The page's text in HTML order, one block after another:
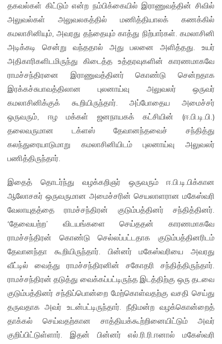
தகவல்கள் கிட்டும் என்ற நம்பிக்கையில் இராணுவத்தின் சிவில்
அலுவல்கள் அலுவலகத்தில் மணித்தியாலக் கணக்கில்
கமலாசினியும், அவரது தந்தையும் காத்து நிற்பார்கள். கமலாசினி
அடிக்கடி சென்று வந்ததால் அது பலனை அளித்தது. உயர்
அதிகாரிகளிடமிருந்து கிடைத்த உத்தரவுகளின் காரணமாகவே
ராமச்சந்திரனை இராணுவத்தினர் கொண்டு சென்றதாக
இரக்கச்சுபாவத்திலான புலனாய்வு அலுவலர் ஒருவர்
கமலாசினிக்குக் கூறியிருந்தார். அப்போதைய அமைச்சர்
ஒருவரும், ஈழ மக்கள் ஜனநாயகக் கட்சியின் (ஈ.பி.டி.பி.)
தலைவருமான டக்ளஸ் தேவானந்தவைச் சந்தித்து
கலந்துரையாடுமாறு கமலாசினியிடம் புலனாய்வு அலுவலர்
பணித்திருந்தார்.
இதைத் தொடர்ந்து வழக்கறிஞர் ஒருவரும் ஈ.பி.டி.பிக்கான
ஆலோசகர் ஒருவருமான அமைச்சரின் செயலாளரான மகேஸ்வரி
வேலாயுதத்தை ராமச்சந்திரன் குடும்பத்தினர் சந்தித்தினர்.
‘தேவையற்ற’ விடயங்களை செய்ததன் காரணமாகவே
ராமச்சந்திரன் கொண்டு செல்லப்பட்டதாக குடும்பத்தினரிடம்
தேவானந்தா கூறியிருந்தார். பின்னர் மகேஸ்வரியை அவரது
வீட்டில் வைத்து ராமச்சந்திரனின் சகோதரி சந்தித்திருந்தார்.
ராமச்சந்திரன் தடுத்து வைக்கப்பட்டிருந்த இடத்திற்கு ஒரு தடவை
குடும்பத்தினர் சந்திப்பொன்றை மேற்கொள்வதற்கு வசதி செய்து
தருவதாக அவர் உடன்பட்டிருந்தார். நீதிமன்ற வழக்கொன்றைத்
தாக்கல் செய்வதற்கான சாத்தியக்கூற்றினையிட்டும் அவர்
குறிப்பிட்டுள்ளார். இதன் பின்னர் எல்.ரி.ரி.ஈனால் மகேஸ்வரி